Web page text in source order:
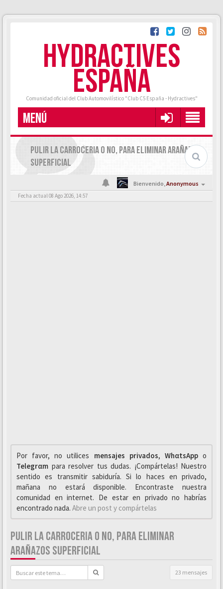
HYDRACTIVES
ESPAÑA
Comunidad oficial del Club Automovilístico "Club C5 España - Hydractives"
MENÚ
PULIR LA CARROCERIA O NO, PARA ELIMINAR ARAÑAZOS
SUPERFICIAL
Bienvenido,Anonymous
Fecha actual 08 Ago 2026, 14:57
Por favor, no utilices mensajes privados, WhαtsAppo
Telegrαm para resolver tus dudas. ¡Compártelas! Nuestro
sentido es transmitir sabiduría. Si lo haces en privado,
mañana no estará disponible. Encontraste nuestra
comunidad en internet. De estar en privado no habrías
encontrado nada. Abre un post y compártelas
PULIR LA CARROCERIA O NO, PARA ELIMINAR
ARAÑAZOS SUPERFICIAL
23 mensajes